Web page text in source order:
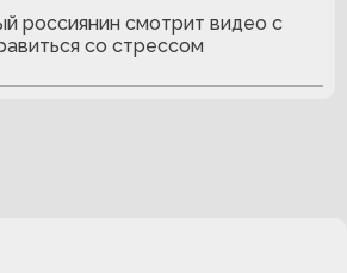
россиянин смотрит видео с
со стрессом